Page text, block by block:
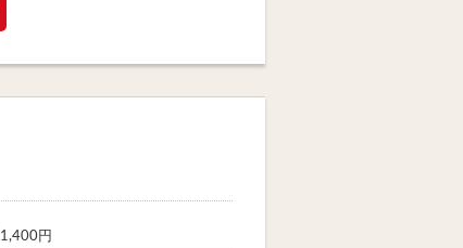
円